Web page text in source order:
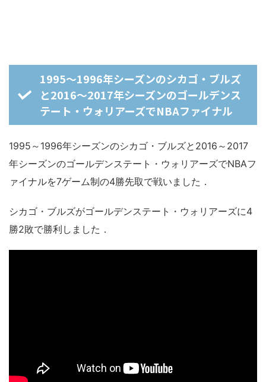
1995～1996年シーズンのシカゴ・ブルズ
と2016～2017年シーズンのゴールデンス
テート・ウォリアーズでNBAファイナル
1995～1996年シーズンのシカゴ・ブルズと2016～2017
年シーズンのゴールデンステート・ウォリアーズでNBAフ
ァイナルを7ゲーム制の4勝先取で戦いました．
シカゴ・ブルズがゴールデンステート・ウォリアーズに4
勝2敗で勝利しました．